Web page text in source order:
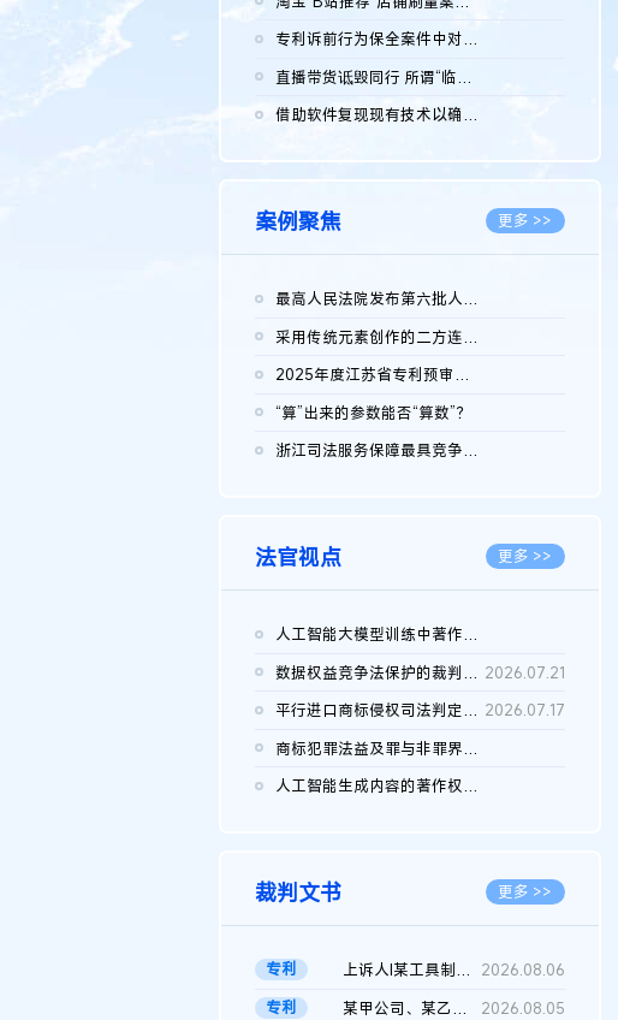
专利诉前行为保全案件中对仿制药申请人曾作出三类声明的考量及违...
直播带货诋毁同行 所谓“临场发挥”不免责
借助软件复现现有技术以确认相关参数特征是否被公开
案例聚焦 更多 >>
最高人民法院发布第六批人民法院种业知识产权司法保护典型案例 含...
采用传统元素创作的二方连续装饰图案作品的独创性及侵权对比认定
2025年度江苏省专利预审典型案例
“算”出来的参数能否“算数”？
浙江司法服务保障最具竞争力营商环境建设典型案例（第二批）含侵...
法官视点 更多 >>
人工智能大模型训练中著作权的合理使用
2026.07.28
数据权益竞争法保护的裁判路径构建 2026.07.21
平行进口商标侵权司法判定规则的困境与纾解 2026.07.17
商标犯罪法益及罪与非罪界限研究
人工智能生成内容的著作权司法认定：演进逻辑、现实困境与规则建...
裁判文书 更多 >>
专利 上诉人I某工具制品有限公司与被上诉人程某及一审被告中华人民共和...
2026.08.06
专利
某甲公司、某乙公司、某丙公司申请诉前行为保全复议裁定书
2026.08.05